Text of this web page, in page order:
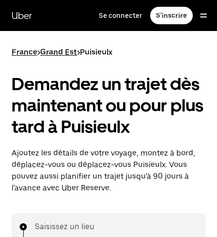
contenu
principal
Uber Se connecter S'inscrire
France>Grand Est>Puisieulx
Demandez un trajet dès
maintenant ou pour plus
tard à Puisieulx
Ajoutez les détails de votre voyage, montez à bord,
déplacez-vous ou déplacez-vous Puisieulx. Vous
pouvez aussi planifier un trajet jusqu'à 90 jours à
l'avance avec Uber Reserve.
Saisissez un lieu